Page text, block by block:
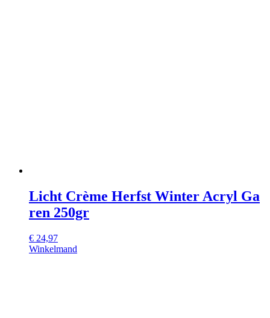
Licht Crème Herfst Winter Acryl Ga
ren 250gr
€ 24,97
Winkelmand